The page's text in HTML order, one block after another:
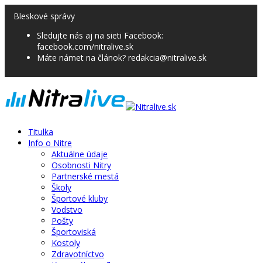
Bleskové správy
Sledujte nás aj na sieti Facebook:
facebook.com/nitralive.sk
Máte námet na článok? redakcia@nitralive.sk
Titulka
Info o Nitre
Aktuálne údaje
Osobnosti Nitry
Partnerské mestá
Školy
Športové kluby
Vodstvo
Pošty
Športoviská
Kostoly
Zdravotníctvo